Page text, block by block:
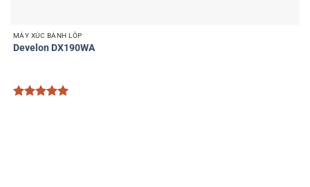
MÁY XÚC BÁNH LỐP
Develon DX190WA